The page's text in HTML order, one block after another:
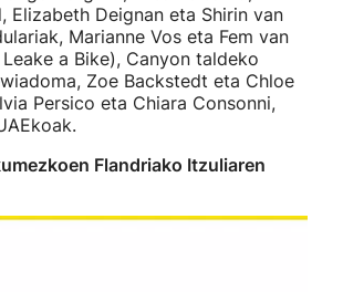
Elizabeth Deignan eta Shirin van
Marianne Vos eta Fem van
a Bike), Canyon taldeko
Zoe Backstedt eta Chloe
Persico eta Chiara Consonni,
Flandriako Itzuliaren